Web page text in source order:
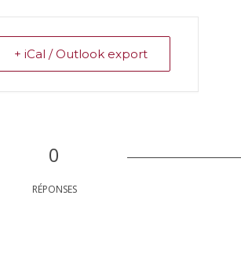
+ iCal / Outlook export
0
RÉPONSES